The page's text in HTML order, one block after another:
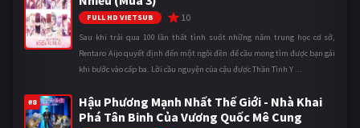
FULL HD VIETSUB 10
Sau khi trải qua 100 lần thất tình suốt những năm trung học cơ sở,
Rentaro Aijo quyết định đến một ngôi đền để cầu mong tìm được bạn gái
khi bước vào cấp ba. Lời cầu nguyện của cậu được Thần Tình Y ...
#8
Hậu Phương Mạnh Nhất Thế Giới - Nhà Khai
Phá Tân Binh Của Vương Quốc Mê Cung